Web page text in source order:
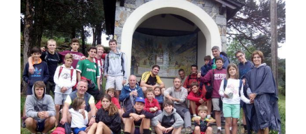
Agenda
Contacto
Colabora